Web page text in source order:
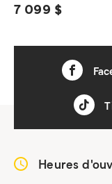
7 099 $
Heures